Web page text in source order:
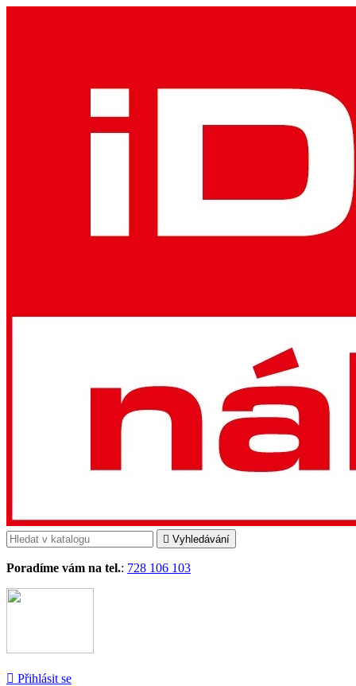
 Vyhledávání
Poradíme vám na tel.: 728 106 103
 Přihlásit se